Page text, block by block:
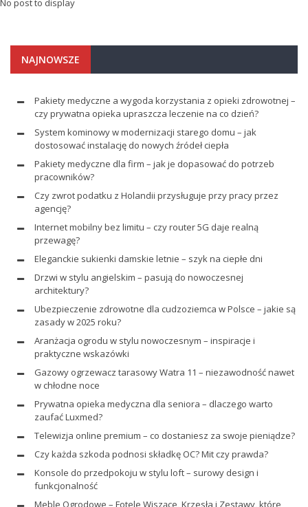
No post to display
NAJNOWSZE
Pakiety medyczne a wygoda korzystania z opieki zdrowotnej –
czy prywatna opieka upraszcza leczenie na co dzień?
System kominowy w modernizacji starego domu – jak
dostosować instalację do nowych źródeł ciepła
Pakiety medyczne dla firm – jak je dopasować do potrzeb
pracowników?
Czy zwrot podatku z Holandii przysługuje przy pracy przez
agencję?
Internet mobilny bez limitu – czy router 5G daje realną
przewagę?
Eleganckie sukienki damskie letnie – szyk na ciepłe dni
Drzwi w stylu angielskim – pasują do nowoczesnej
architektury?
Ubezpieczenie zdrowotne dla cudzoziemca w Polsce – jakie są
zasady w 2025 roku?
Aranżacja ogrodu w stylu nowoczesnym – inspiracje i
praktyczne wskazówki
Gazowy ogrzewacz tarasowy Watra 11 – niezawodność nawet
w chłodne noce
Prywatna opieka medyczna dla seniora – dlaczego warto
zaufać Luxmed?
Telewizja online premium – co dostaniesz za swoje pieniądze?
Czy każda szkoda podnosi składkę OC? Mit czy prawda?
Konsole do przedpokoju w stylu loft – surowy design i
funkcjonalność
Meble Ogrodowe – Fotele Wiszące, Krzesła i Zestawy, które